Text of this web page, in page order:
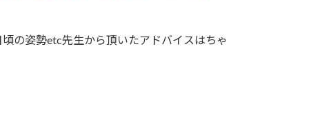
の姿勢etc先生から頂いたアドバイスはちゃ